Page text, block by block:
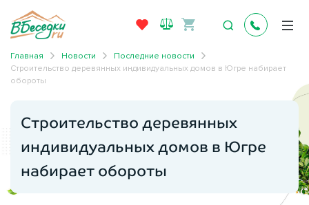
Главная Новости
Последние новости
Строительство деревянных индивидуальных домов в Югре набирает
обороты
Строительство деревянных
индивидуальных домов в Югре
набирает обороты